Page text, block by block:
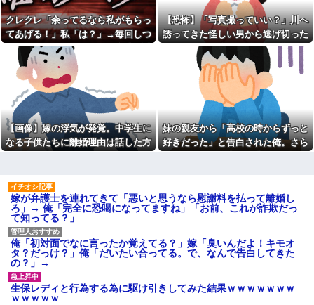
何処情報か知らんけど定期的
に嘘情報を流す馬鹿がいる
飲み屋でケンカした相手をコ
ロした男の弁護をした。そして
数年後、因果応報を思わせる出
来事が…
熊本地震で居酒屋から温泉が
湧き出るｗｗｗｗｗｗｗｗ
【悲報】思春期の娘に「キモ
ッ」と言われたお父さん、グレ
るｗｗｗｗｗｗｗ
吉岡里帆が橋本環奈、広瀬す
ずクラスになれなかった理由ｗ
ｗｗｗｗｗ
だった→ご覧くださいw w w w
w w w w
辛辛魚（からからさかな）と
かいうカップ麺ｗｗｗｗｗｗｗ
ｗｗｗ
兄が首吊った。理由はイジ
メ…俺の両親離婚で母は自サツ
し家庭崩壊→首謀者を探しだし
た俺は会社と妻子を特定→結
果、実刑受けた。子に復讐され
るだろ...
【愚痴】義父はなんとなく、
「旦那より義弟」を可愛がって
いる感じがする。旦那もそれを
感じていて、義母にも相談した
ことがあるらしい。見ていると
なんだか切ない。
近寄りがたい怖いキャラを目
指していた俺は自己紹介カード
の自画像に自分だけそこにオリ
ジナルの氏神を描いた
③【相談】相談者「嫁から連
れ子の息子への愛が足りないか
ら離婚を考えてると言われた」
住民「嫁の高望みかな？」相談
者「嫁にここ見せたら顔真っ赤
育て方
【特攻隊員の本音】「ああ
出撃前に残された若者たちの言
葉
「この子はモテそう」「この子
は彼氏できなさそう」
クレクレ「余ってるなら私がもらっ
てあげる！」私「は？」→毎回しつ
こく食い下がるので、ある方法を試
した結果…
【恐怖】「写真撮っていい？」川へ
誘ってきた怪しい男から逃げ切った
私⇒テレビに映った『衝撃の顔』に
絶句
【画像】嫁の浮気が発覚。中学生に
なる子供たちに離婚理由は話した方
妹の親友から「高校の時からずっと
好きだった」と告白された俺。さら
嫁が弁護士を連れてきて「悪いと思うなら慰謝料を払って離婚し
ろ」→ 俺「完全に恐喝になってますね」「お前、これが詐欺だっ
て知ってる？」
俺「初対面でなに言ったか覚えてる？」嫁「臭いんだよ！キモオ
タ？だっけ？」俺「だいたい合ってる。で、なんで告白してきた
の？」→
生保レディと行為する為に駆け引きしてみた結果ｗｗｗｗｗｗｗ
ｗｗｗｗｗ